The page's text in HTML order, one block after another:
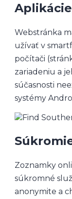
Webstránka
užívať v
počítači
zariadeniu a
súčasnosti
systémy
Zoznamky
súkromné
anonymite a